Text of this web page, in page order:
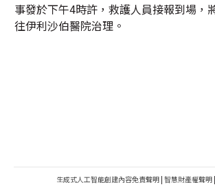
事發於下午4時許，救護人員接報到場，
往伊利沙伯醫院治理。
生成式人工智能創建內容免責聲明 | 智慧財產權聲明 |